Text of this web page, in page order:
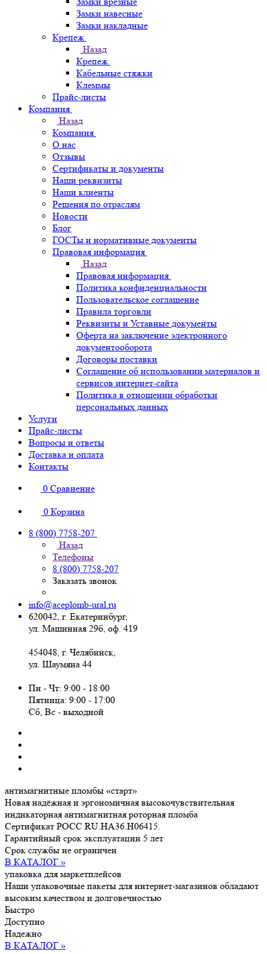
Замки навесные
Замки накладные
Крепеж
Назад
Крепеж
Кабельные стяжки
Клеммы
Прайс-листы
Компания
Назад
Компания
О нас
Отзывы
Сертификаты и документы
Наши реквизиты
Наши клиенты
Решения по отраслям
Новости
Блог
ГОСТы и нормативные документы
Правовая информация
Назад
Правовая информация
Политика конфиденциальности
Пользовательское соглашение
Правила торговли
Реквизиты и Уставные документы
Оферта на заключение электронного
документооборота
Договоры поставки
Соглашение об использовании материалов и
сервисов интернет-сайта
Политика в отношении обработки
персональных данных
Услуги
Прайс-листы
Вопросы и ответы
Доставка и оплата
Контакты
0 Сравнение
0 Корзина
8 (800) 7758-207
Назад
Телефоны
8 (800) 7758-207
Заказать звонок
info@aceplomb-ural.ru
620042, г. Екатеринбург,
ул. Машинная 29б, оф. 419
454048, г. Челябинск,
ул. Шаумяна 44
Пн - Чт: 9:00 - 18:00
Пятница: 9:00 - 17:00
Сб, Вc - выходной
антимагнитные пломбы «старт»
Новая надёжная и эргономичная высокочувствительная
индикаторная антимагнитная роторная пломба
Сертификат POCC RU.HA36.H06415.
Гарантийный срок эксплуатации 5 лет
Срок службы не ограничен
В КАТАЛОГ »
упаковка для маркетплейсов
Наши упаковочные пакеты для интернет-магазинов обладают
высоким качеством и долговечностью
Быстро
Доступно
Надежно
В КАТАЛОГ »